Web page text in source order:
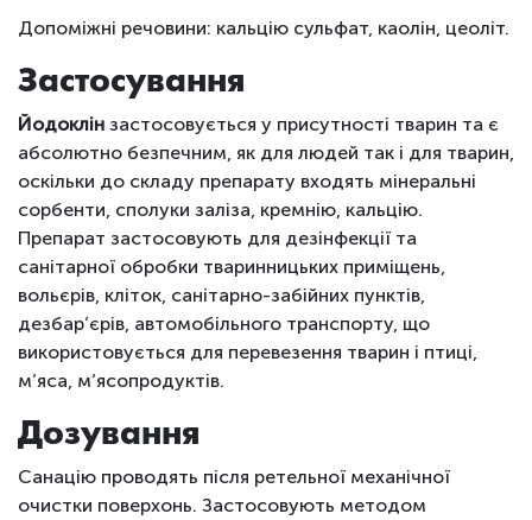
Допоміжні речовини: кальцію сульфат, каолін, цеоліт.
Застосування
Йодоклін застосовується у присутності тварин та є
абсолютно безпечним, як для людей так і для тварин,
оскільки до складу препарату входять мінеральні
сорбенти, сполуки заліза, кремнію, кальцію.
Препарат застосовують для дезінфекції та
санітарної обробки тваринницьких приміщень,
вольєрів, кліток, санітарно-забійних пунктів,
дезбар’єрів, автомобільного транспорту, що
використовується для перевезення тварин і птиці,
м’яса, м’ясопродуктів.
Дозування
Санацію проводять після ретельної механічної
очистки поверхонь. Застосовують методом